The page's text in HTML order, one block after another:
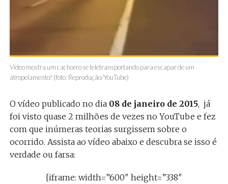
Vídeo mostra um cachorro se teletransportando para escapar de um
atropelamento! (foto: Reprodução/YouTube)
O vídeo publicado no dia 08 de janeiro de 2015, já
foi visto quase 2 milhões de vezes no YouTube e fez
com que inúmeras teorias surgissem sobre o
ocorrido. Assista ao vídeo abaixo e descubra se isso é
verdade ou farsa:
[iframe: width=”600″ height=”338″